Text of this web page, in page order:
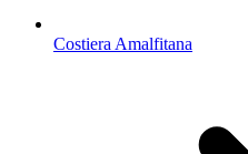
Costiera Amalfitana